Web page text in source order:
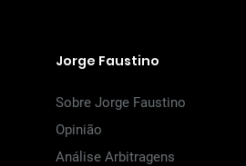
Jorge Faustino
Sobre Jorge Faustino
Opinião
Análise Arbitragens